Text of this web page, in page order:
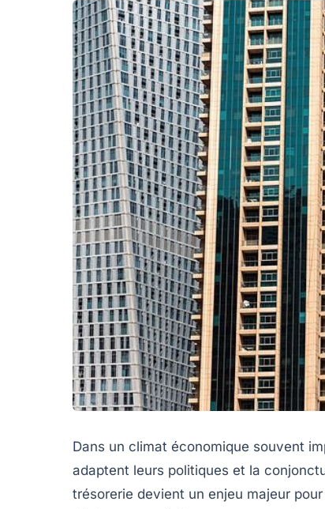
Dans un climat économique souvent
adaptent leurs politiques et la
trésorerie devient un enjeu majeur